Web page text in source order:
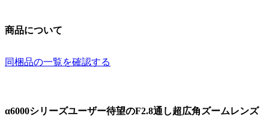
商品について
同梱品の一覧を確認する
α6000シリーズユーザー待望のF2.8通し超広角ズームレンズ